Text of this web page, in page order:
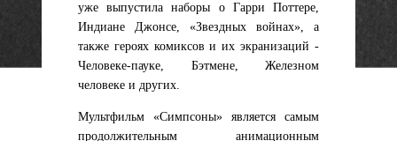
уже выпустила наборы о Гарри Поттере,
Индиане Джонсе, «Звездных войнах», а
также героях комиксов и их экранизаций -
Человеке-пауке, Бэтмене, Железном
человеке и других.
Мультфильм «Симпсоны» является самым
продолжительным анимационным